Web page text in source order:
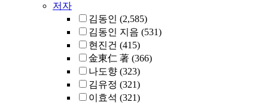
저자
김동인 (2,585)
김동인 지음 (531)
현진건 (415)
金東仁 著 (366)
나도향 (323)
김유정 (321)
이효석 (321)